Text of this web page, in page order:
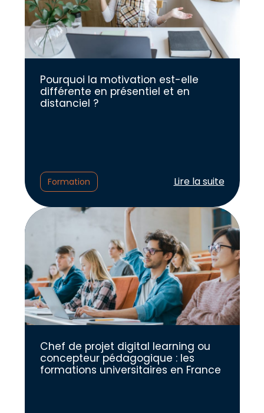
Pourquoi la motivation est-elle
différente en présentiel et en
distanciel ?
Formation Lire l'article :
Lire la suite
Chef de projet digital learning ou
concepteur pédagogique : les
formations universitaires en France